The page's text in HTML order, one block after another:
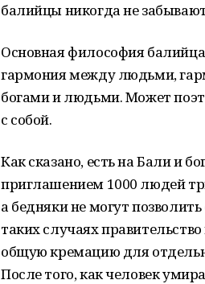
балийцы никогда не
Основная философия
гармония между людьми,
богами и людьми. Может
с собой.
Как сказано, есть на Бали и
приглашением 1000 людей
а бедняки не могут
таких случаях
общую кремацию для
После того, как человек